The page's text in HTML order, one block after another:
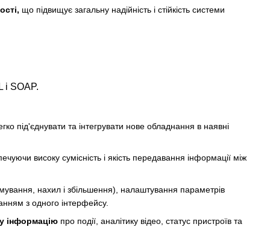
що підвищує загальну надійність і стійкість системи
і SOAP.
під'єднувати та інтегрувати нове обладнання в наявні
високу сумісність і якість передавання інформації між
нахил і збільшення), налаштування параметрів
з одного інтерфейсу.
інформацію про події, аналітику відео, статус пристроїв та